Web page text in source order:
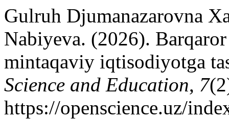
Gulruh Djumanazarovna
Nabiyeva. (2026).
mintaqaviy iqtisodiyotga
Science and Education, 7
https://openscience.uz/